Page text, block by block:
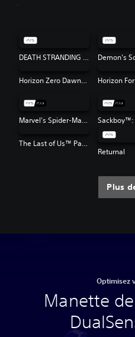
DEATH STRANDING DIRECTOR'S CUT Demon’s
Horizon Zero Dawn™ Remastered
Marvel's Spider-Man: Miles Morales
The Last of Us™ Part II Remastered
Returnal
Plus
Optimisez
Manette